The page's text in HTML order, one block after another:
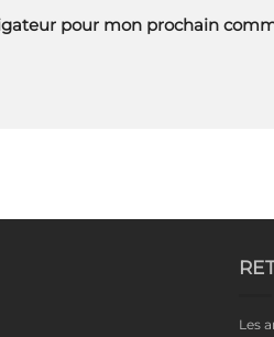
pour mon prochain
Les